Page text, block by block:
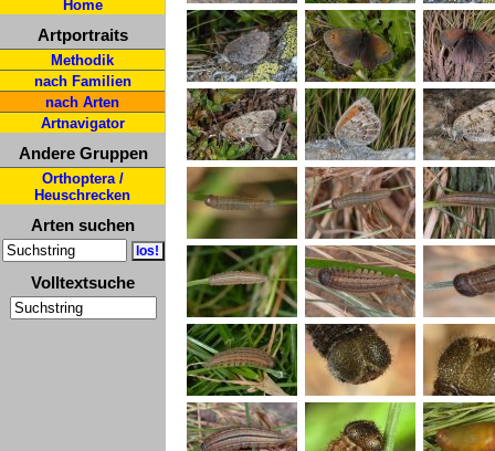
Home
Artportraits
Methodik
nach Familien
nach Arten
Artnavigator
Andere Gruppen
Orthoptera /
Heuschrecken
Arten suchen
Volltextsuche